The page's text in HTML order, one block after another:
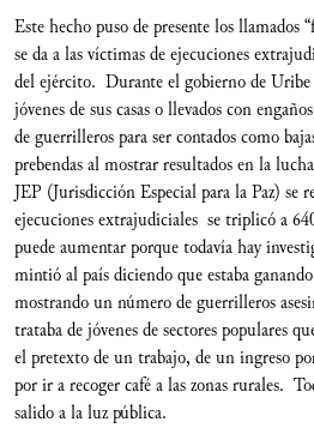
Este hecho puso de presente los llamados
se da a las víctimas de ejecuciones
del ejército. Durante el gobierno de Uribe
jóvenes de sus casas o llevados con
de guerrilleros para ser contados como
prebendas al mostrar resultados en la
JEP (Jurisdicción Especial para la Paz) se
ejecuciones extrajudiciales se triplicó a
puede aumentar porque todavía hay
mintió al país diciendo que estaba
mostrando un número de guerrilleros
trataba de jóvenes de sectores populares
el pretexto de un trabajo, de un ingreso
por ir a recoger café a las zonas rurales.
salido a la luz pública.